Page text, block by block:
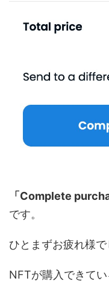
「Complete
です。
ひとまずお疲れ様で
NFTが購入できて